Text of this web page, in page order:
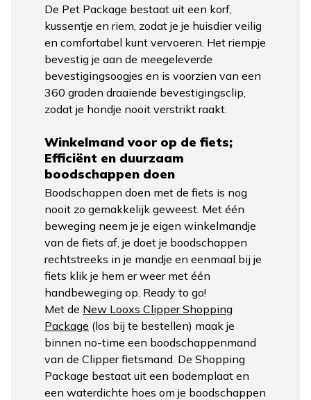
De Pet Package bestaat uit een korf,
kussentje en riem, zodat je je huisdier veilig
en comfortabel kunt vervoeren. Het riempje
bevestig je aan de meegeleverde
bevestigingsoogjes en is voorzien van een
360 graden draaiende bevestigingsclip,
zodat je hondje nooit verstrikt raakt.
Winkelmand voor op de fiets;
Efficiënt en duurzaam
boodschappen doen
Boodschappen doen met de fiets is nog
nooit zo gemakkelijk geweest. Met één
beweging neem je je eigen winkelmandje
van de fiets af, je doet je boodschappen
rechtstreeks in je mandje en eenmaal bij je
fiets klik je hem er weer met één
handbeweging op. Ready to go!
Met de New Looxs Clipper Shopping
Package (los bij te bestellen) maak je
binnen no-time een boodschappenmand
van de Clipper fietsmand. De Shopping
Package bestaat uit een bodemplaat en
een waterdichte hoes om je boodschappen